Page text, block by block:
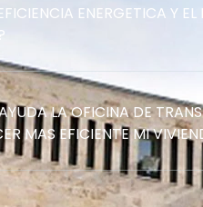
ENERGETICA Y EL
LA OFICINA DE
MAS EFICIENTE MI